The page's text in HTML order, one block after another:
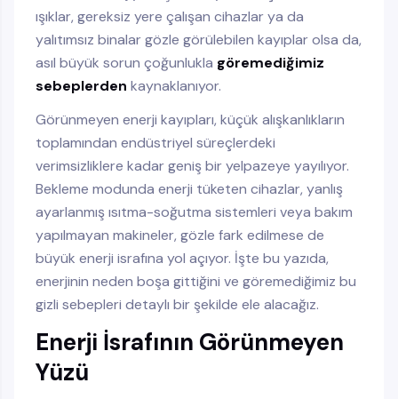
ışıklar, gereksiz yere çalışan cihazlar ya da
yalıtımsız binalar gözle görülebilen kayıplar olsa da,
asıl büyük sorun çoğunlukla göremediğimiz
sebeplerden kaynaklanıyor.
Görünmeyen enerji kayıpları, küçük alışkanlıkların
toplamından endüstriyel süreçlerdeki
verimsizliklere kadar geniş bir yelpazeye yayılıyor.
Bekleme modunda enerji tüketen cihazlar, yanlış
ayarlanmış ısıtma-soğutma sistemleri veya bakım
yapılmayan makineler, gözle fark edilmese de
büyük enerji israfına yol açıyor. İşte bu yazıda,
enerjinin neden boşa gittiğini ve göremediğimiz bu
gizli sebepleri detaylı bir şekilde ele alacağız.
Enerji İsrafının Görünmeyen
Yüzü